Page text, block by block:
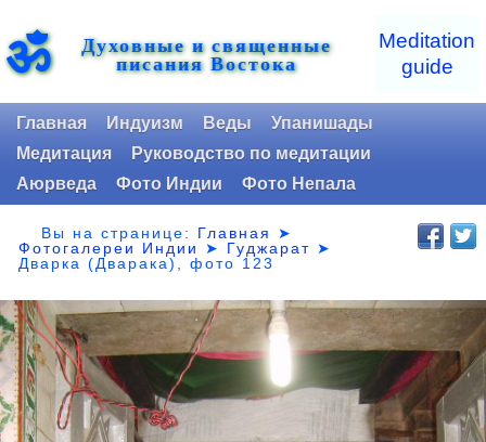
ॐ Духовные и священные
писания Востока
Meditation
guide
Главная Индуизм Веды
Упанишады
Медитация
Руководство по медитации
Аюрведа
Фото Индии Фото Непала
Вы на странице: Главная
➤
Фотогалереи Индии
➤ Гуджарат ➤
Дварка (Дварака), фото 123